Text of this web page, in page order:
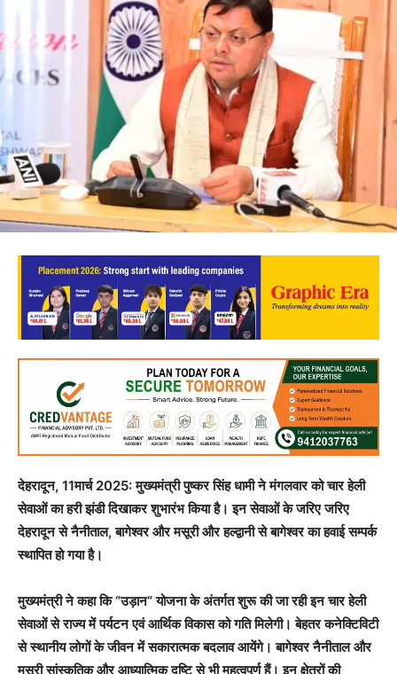
देहरादून, 11मार्च 2025: मुख्यमंत्री पुष्कर सिंह धामी ने मंगलवार को चार हेली
सेवाओं का हरी झंडी दिखाकर शुभारंभ किया है। इन सेवाओं के जरिए जरिए
देहरादून से नैनीताल, बागेश्वर और मसूरी और हल्द्वानी से बागेश्वर का हवाई सम्पर्क
स्थापित हो गया है।
मुख्यमंत्री ने कहा कि “उड़ान“ योजना के अंतर्गत शुरू की जा रही इन चार हेली
सेवाओं से राज्य में पर्यटन एवं आर्थिक विकास को गति मिलेगी। बेहतर कनेक्टिविटी
से स्थानीय लोगों के जीवन में सकारात्मक बदलाव आयेंगे। बागेश्वर नैनीताल और
मसूरी सांस्कृतिक और आध्यात्मिक दृष्टि से भी महत्वपूर्ण हैं। इन क्षेत्रों की